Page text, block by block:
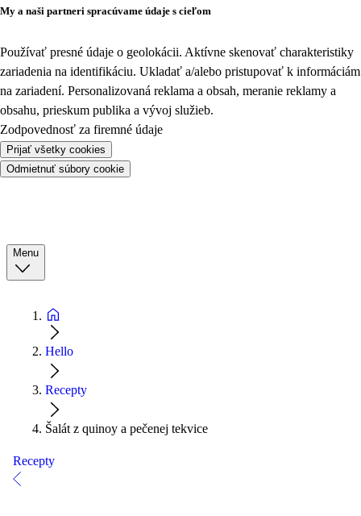
My a naši partneri spracúvame údaje s cieľom
Používať presné údaje o geolokácii. Aktívne skenovať charakteristiky
zariadenia na identifikáciu. Ukladať a/alebo pristupovať k informáciám
na zariadení. Personalizovaná reklama a obsah, meranie reklamy a
obsahu, prieskum publika a vývoj služieb.
Zodpovednosť za firemné údaje
Prijať všetky cookies
Odmietnuť súbory cookie
Menu
Hello
Recepty
Šalát z quinoy a pečenej tekvice
Recepty